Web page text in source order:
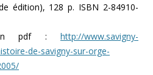
édition), 128 p. ISBN 2-84910-
pdf :
http://www.savigny-
de-savigny-sur-orge-